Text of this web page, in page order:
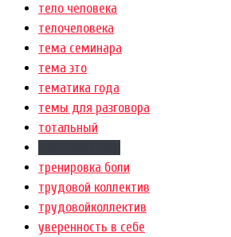
тело человека
телочеловека
тема семинара
тема это
тематика года
темы для разговора
тотальный
тренировка боли
трудовой коллектив
трудовойколлектив
уверенность в себе